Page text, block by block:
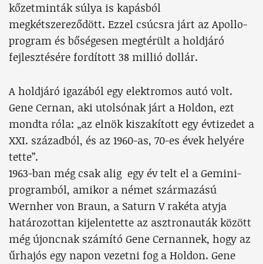
kőzetminták súlya is kapásból
megkétszereződött. Ezzel csúcsra járt az Apollo-
program és bőségesen megtérült a holdjáró
fejlesztésére fordított 38 millió dollár.
A holdjáró igazából egy elektromos autó volt.
Gene Cernan, aki utolsónak járt a Holdon, ezt
mondta róla: „az elnök kiszakított egy évtizedet a
XXI. századból, és az 1960-as, 70-es évek helyére
tette”.
1963-ban még csak alig egy év telt el a Gemini-
programból, amikor a német származású
Wernher von Braun, a Saturn V rakéta atyja
határozottan kijelentette az asztronauták között
még újoncnak számító Gene Cernannek, hogy az
űrhajós egy napon vezetni fog a Holdon. Gene